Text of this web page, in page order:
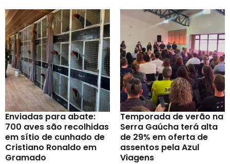
Enviadas para abate:
700 aves são recolhidas
em sítio de cunhado de
Cristiano Ronaldo em
Gramado
Temporada de verão na
Serra Gaúcha terá alta
de 29% em oferta de
assentos pela Azul
Viagens